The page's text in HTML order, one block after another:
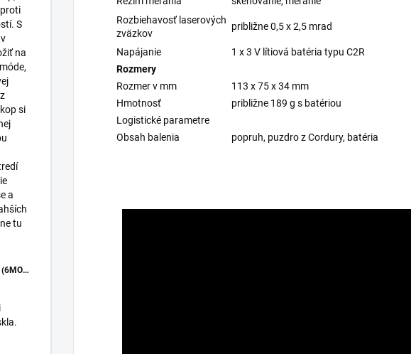
S
na
si
a
tu
KOLIMÁTOR DELTA OPTICAL STRYKER (6MOA)
Rozbiehavosť laserových
zväzkov
približne 0,5 x 2,5 mrad
Napájanie
1 x 3 V lítiová batéria typu C2R
Rozmery
Rozmer v mm
113 x 75 x 34 mm
Hmotnosť
približne 189 g s batériou
Logistické parametre
Obsah balenia
popruh, puzdro z Cordury, batéria